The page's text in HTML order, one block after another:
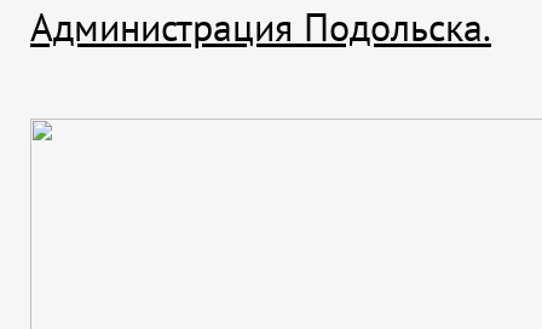
Администрация Подольска.